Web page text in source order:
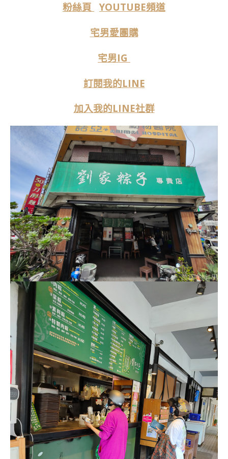
粉絲頁
YOUTUBE頻道
宅男愛團購
宅男IG
訂閱我的LINE
加入我的LINE社群